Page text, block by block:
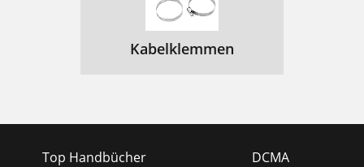
Kabelklemmen
Top Handbücher
DCMA